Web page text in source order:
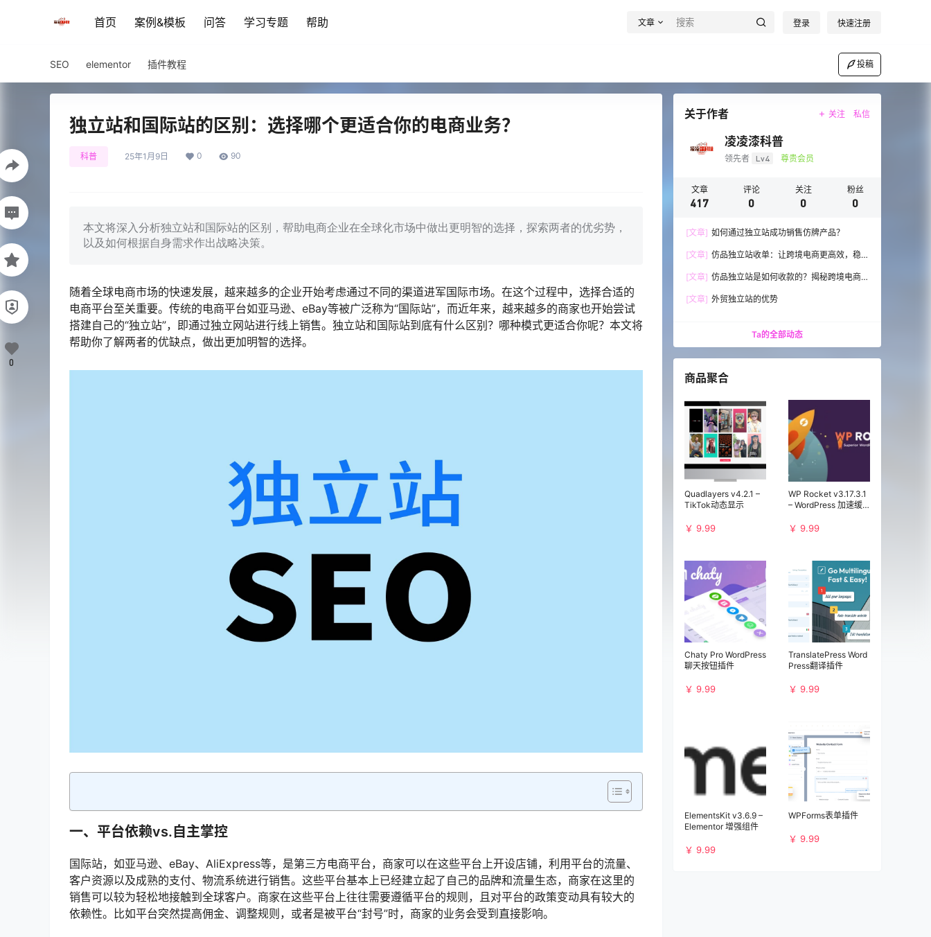
首页 案例&模板 问答 学习专题 帮助 文章 登录 快速注册
SEO elementor 插件教程 投稿
独立站和国际站的区别：选择哪个更适合你的电商业务？
科普 25年1月9日 0 90
本文将深入分析独立站和国际站的区别，帮助电商企业在全球化市场中做出更明智的选择，探索两者的优劣势，
以及如何根据自身需求作出战略决策。
随着全球电商市场的快速发展，越来越多的企业开始考虑通过不同的渠道进军国际市场。在这个过程中，选择合适的
电商平台至关重要。传统的电商平台如亚马逊、eBay等被广泛称为“国际站”，而近年来，越来越多的商家也开始尝试
搭建自己的“独立站”，即通过独立网站进行线上销售。独立站和国际站到底有什么区别？哪种模式更适合你呢？本文将
帮助你了解两者的优缺点，做出更加明智的选择。
一、平台依赖vs.自主掌控
国际站，如亚马逊、eBay、AliExpress等，是第三方电商平台，商家可以在这些平台上开设店铺，利用平台的流量、
客户资源以及成熟的支付、物流系统进行销售。这些平台基本上已经建立起了自己的品牌和流量生态，商家在这里的
销售可以较为轻松地接触到全球客户。商家在这些平台上往往需要遵循平台的规则，且对平台的政策变动具有较大的
依赖性。比如平台突然提高佣金、调整规则，或者是被平台“封号”时，商家的业务会受到直接影响。
0
关于作者 关注 私信
凌凌漆科普
领先者 Lv4 尊贵会员
文章
417
评论
0
关注
0
粉丝
0
[文章] 如何通过独立站成功销售仿牌产品？
[文章] 仿品独立站收单：让跨境电商更高效，稳
[文章] 仿品独立站是如何收款的？揭秘跨境电商
[文章] 外贸独立站的优势
Ta的全部动态
商品聚合
Quadlayers v4.2.1 –
TikTok动态显示
￥ 9.99
WP Rocket v3.17.3.1
– WordPress 加速缓
￥ 9.99
Chaty Pro WordPress
聊天按钮插件
￥ 9.99
TranslatePress Word
Press翻译插件
￥ 9.99
ElementsKit v3.6.9 –
Elementor 增强组件
￥ 9.99
WPForms表单插件
￥ 9.99